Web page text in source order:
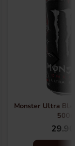
Monster Ultra